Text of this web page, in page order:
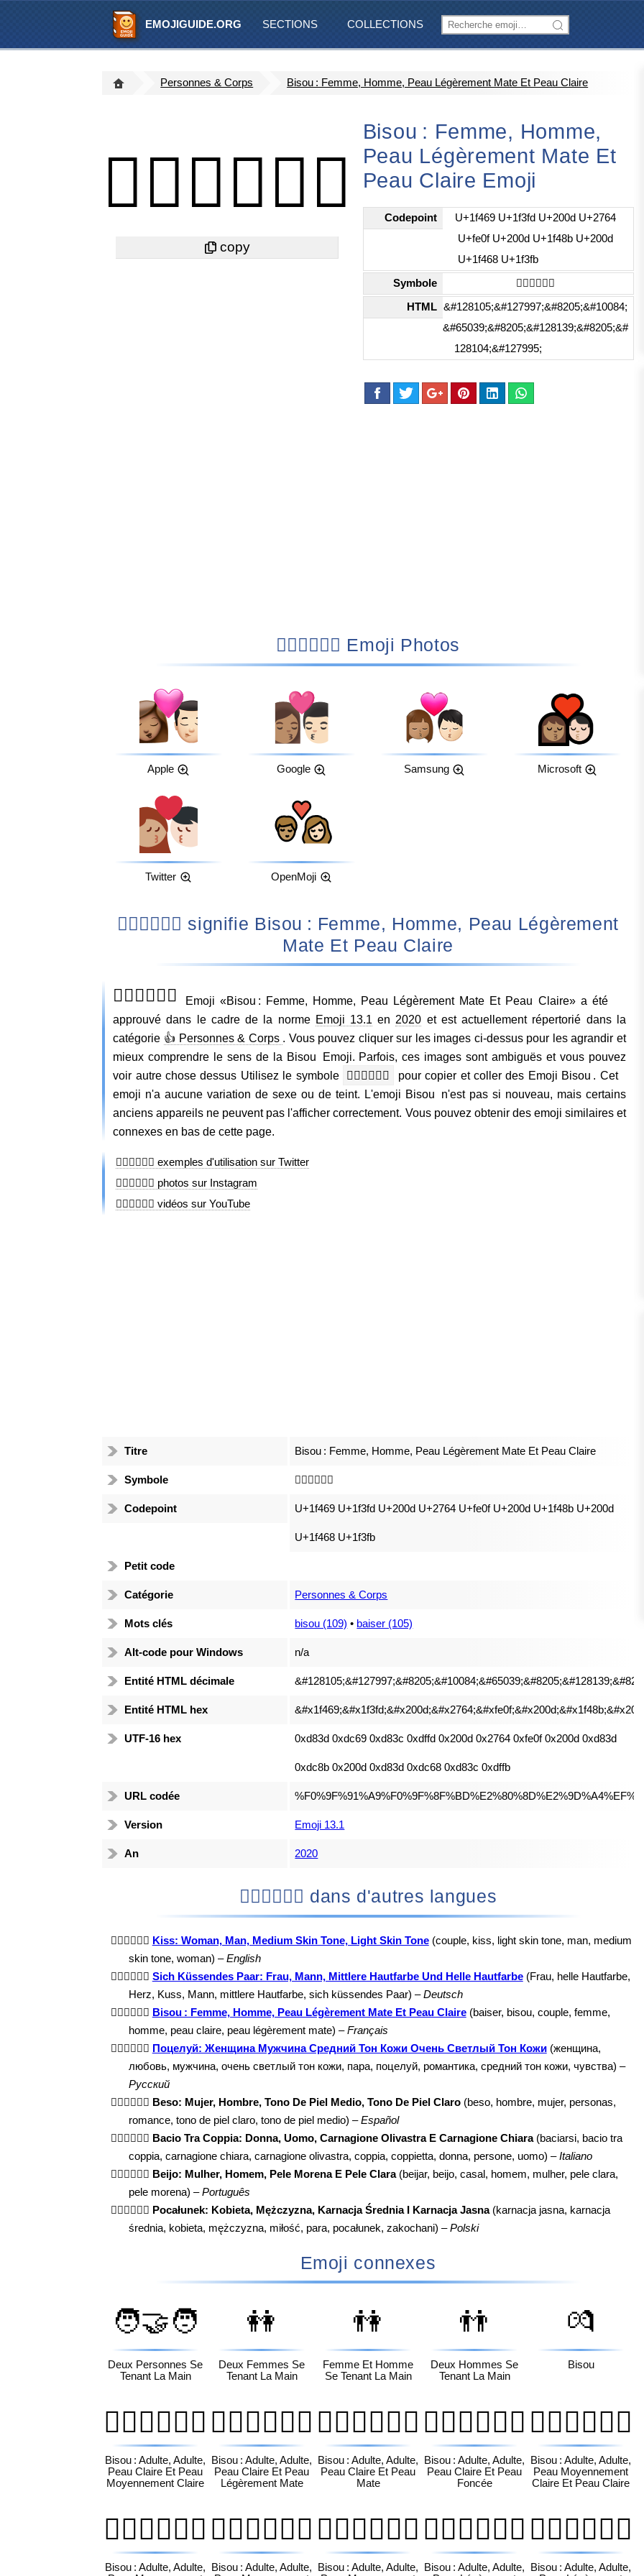
EMOJIGUIDE.ORG SECTIONS COLLECTIONS
Personnes & Corps Bisou : Femme, Homme, Peau Légèrement Mate Et Peau Claire
👩🏽‍❤️‍💋‍👨🏻
Bisou : Femme, Homme,
Peau Légèrement Mate Et
Peau Claire Emoji
Codepoint
U+1f469 U+1f3fd U+200d U+2764
U+fe0f U+200d U+1f48b U+200d
U+1f468 U+1f3fb
Symbole 👩🏽‍❤️‍💋‍👨🏻
HTML &#128105;&#127997;&#8205;&#10084;
&#65039;&#8205;&#128139;&#8205;&#
128104;&#127995;
👩🏽‍❤️‍💋‍👨🏻 Emoji Photos
Apple Google Samsung Microsoft
Twitter OpenMoji
👩🏽‍❤️‍💋‍👨🏻 signifie Bisou : Femme, Homme, Peau Légèrement
Mate Et Peau Claire
👩🏽‍❤️‍💋‍👨🏻
Emoji «Bisou : Femme, Homme, Peau Légèrement Mate Et Peau Claire» a été
approuvé dans le cadre de la norme Emoji 13.1 en 2020 et est actuellement répertorié dans la
catégorie 👍 Personnes & Corps . Vous pouvez cliquer sur les images ci-dessus pour les agrandir et
mieux comprendre le sens de la Bisou Emoji. Parfois, ces images sont ambiguës et vous pouvez
voir autre chose dessus Utilisez le symbole
👩🏽‍❤️‍💋‍👨🏻
pour copier et coller des Emoji Bisou . Cet
emoji n'a aucune variation de sexe ou de teint. L'emoji Bisou n'est pas si nouveau, mais certains
anciens appareils ne peuvent pas l'afficher correctement. Vous pouvez obtenir des emoji similaires et
connexes en bas de cette page.
👩🏽‍❤️‍💋‍👨🏻 exemples d'utilisation sur Twitter
👩🏽‍❤️‍💋‍👨🏻 photos sur Instagram
👩🏽‍❤️‍💋‍👨🏻 vidéos sur YouTube
Titre Bisou : Femme, Homme, Peau Légèrement Mate Et Peau Claire
Symbole 👩🏽‍❤️‍💋‍👨🏻
Codepoint U+1f469 U+1f3fd U+200d U+2764 U+fe0f U+200d U+1f48b U+200d
U+1f468 U+1f3fb
Petit code
Catégorie Personnes & Corps
Mots clés bisou (109) • baiser (105)
Alt-code pour Windows n/a
Entité HTML décimale
Entité HTML hex
UTF-16 hex 0xd83d 0xdc69 0xd83c 0xdffd 0x200d 0x2764 0xfe0f 0x200d 0xd83d
0xdc8b 0x200d 0xd83d 0xdc68 0xd83c 0xdffb
URL codée
Version Emoji 13.1
An 2020
👩🏽‍❤️‍💋‍👨🏻 dans d'autres langues
👩🏽‍❤️‍💋‍👨🏻 Kiss: Woman, Man, Medium Skin Tone, Light Skin Tone(couple, kiss, light skin tone, man, medium
skin tone, woman) –English
👩🏽‍❤️‍💋‍👨🏻 Sich Küssendes Paar: Frau, Mann, Mittlere Hautfarbe Und Helle Hautfarbe(Frau, helle Hautfarbe,
Herz, Kuss, Mann, mittlere Hautfarbe, sich küssendes Paar) –Deutsch
👩🏽‍❤️‍💋‍👨🏻 Bisou : Femme, Homme, Peau Légèrement Mate Et Peau Claire(baiser, bisou, couple, femme,
homme, peau claire, peau légèrement mate) –Français
👩🏽‍❤️‍💋‍👨🏻 Поцелуй: Женщина Мужчина Средний Тон Кожи Очень Светлый Тон Кожи(женщина,
любовь, мужчина, очень светлый тон кожи, пара, поцелуй, романтика, средний тон кожи, чувства) –
Русский
👩🏽‍❤️‍💋‍👨🏻 Beso: Mujer, Hombre, Tono De Piel Medio, Tono De Piel Claro(beso, hombre, mujer, personas,
romance, tono de piel claro, tono de piel medio) –Español
👩🏽‍❤️‍💋‍👨🏻 Bacio Tra Coppia: Donna, Uomo, Carnagione Olivastra E Carnagione Chiara(baciarsi, bacio tra
coppia, carnagione chiara, carnagione olivastra, coppia, coppietta, donna, persone, uomo) –Italiano
👩🏽‍❤️‍💋‍👨🏻 Beijo: Mulher, Homem, Pele Morena E Pele Clara(beijar, beijo, casal, homem, mulher, pele clara,
pele morena) –Português
👩🏽‍❤️‍💋‍👨🏻 Pocałunek: Kobieta, Mężczyzna, Karnacja Średnia I Karnacja Jasna(karnacja jasna, karnacja
średnia, kobieta, mężczyzna, miłość, para, pocałunek, zakochani) –Polski
Emoji connexes
🧑‍🤝‍🧑
Deux Personnes Se
Tenant La Main
👭
Deux Femmes Se
Tenant La Main
👫
Femme Et Homme
Se Tenant La Main
👬
Deux Hommes Se
Tenant La Main
💏
Bisou
🧑🏻‍❤️‍💋‍🧑🏼
Bisou : Adulte, Adulte,
Peau Claire Et Peau
Moyennement Claire
🧑🏻‍❤️‍💋‍🧑🏽
Bisou : Adulte, Adulte,
Peau Claire Et Peau
Légèrement Mate
🧑🏻‍❤️‍💋‍🧑🏾
Bisou : Adulte, Adulte,
Peau Claire Et Peau
Mate
🧑🏻‍❤️‍💋‍🧑🏿
Bisou : Adulte, Adulte,
Peau Claire Et Peau
Foncée
🧑🏼‍❤️‍💋‍🧑🏻
Bisou : Adulte, Adulte,
Peau Moyennement
Claire Et Peau Claire
🧑🏼‍❤️‍💋‍🧑🏽
Bisou : Adulte, Adulte,
🧑🏼‍❤️‍💋‍🧑🏾
Bisou : Adulte, Adulte,
🧑🏼‍❤️‍💋‍🧑🏿
Bisou : Adulte, Adulte,
🧑🏽‍❤️‍💋‍🧑🏻
Bisou : Adulte, Adulte,
🧑🏽‍❤️‍💋‍🧑🏼
Bisou : Adulte, Adulte,